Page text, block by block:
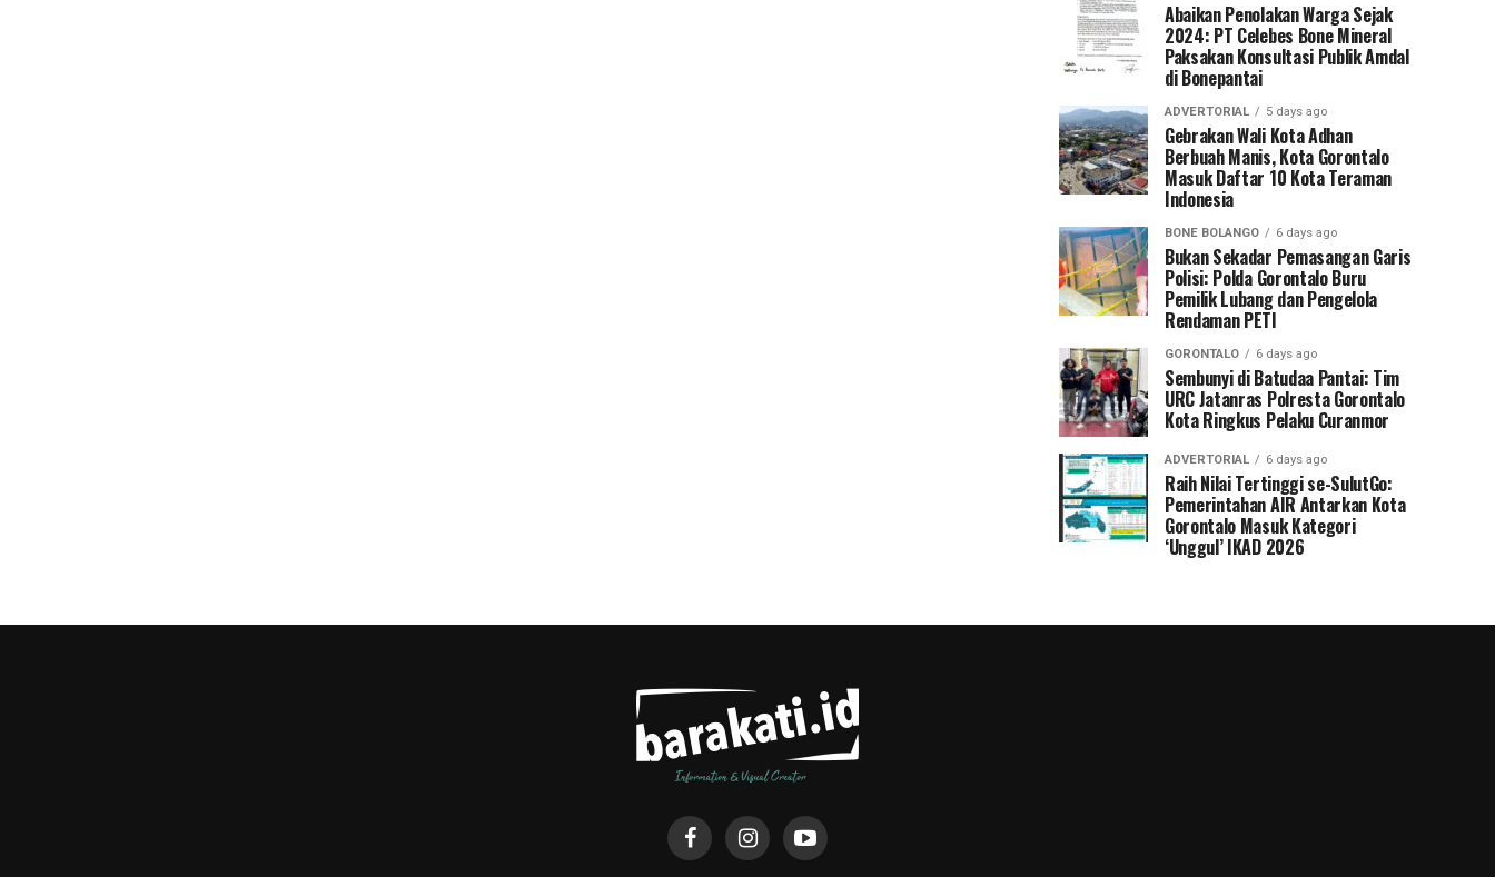
Abaikan Penolakan Warga Sejak
2024: PT Celebes Bone Mineral
Paksakan Konsultasi Publik Amdal
di Bonepantai
ADVERTORIAL 5 days ago
Gebrakan Wali Kota Adhan
Berbuah Manis, Kota Gorontalo
Masuk Daftar 10 Kota Teraman
Indonesia
BONE BOLANGO 6 days ago
Bukan Sekadar Pemasangan Garis
Polisi: Polda Gorontalo Buru
Pemilik Lubang dan Pengelola
Rendaman PETI
GORONTALO 6 days ago
Sembunyi di Batudaa Pantai: Tim
URC Jatanras Polresta Gorontalo
Kota Ringkus Pelaku Curanmor
ADVERTORIAL 6 days ago
Raih Nilai Tertinggi se-SulutGo:
Pemerintahan AIR Antarkan Kota
Gorontalo Masuk Kategori
‘Unggul’ IKAD 2026